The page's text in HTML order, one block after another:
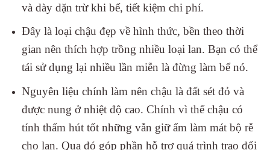
và dày dặn trừ khi bể, tiết kiệm chi phí.
Đây là loại chậu đẹp về hình thức, bền theo thời
gian nên thích hợp trồng nhiều loại lan. Bạn có thể
tái sử dụng lại nhiều lần miễn là đừng làm bể nó.
Nguyên liệu chính làm nên chậu là đất sét đỏ và
được nung ở nhiệt độ cao. Chính vì thế chậu có
tính thấm hút tốt những vẫn giữ ẩm làm mát bộ rễ
cho lan. Qua đó góp phần hỗ trợ quá trình trao đổi